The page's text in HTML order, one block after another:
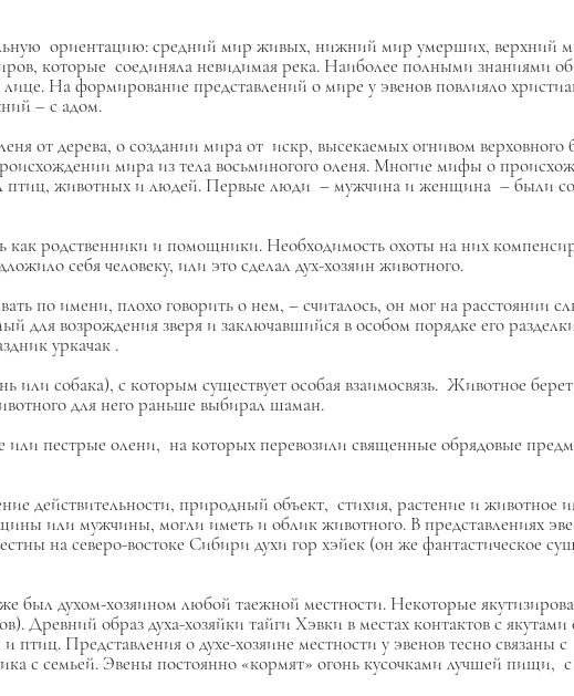
ориентацию: средний мир живых, нижний мир умерших, верхний
которые соединяла невидимая река. Наиболее полными знаниями
На формирование представлений о мире у эвенов повлияло
– с адом.
от дерева, о создании мира от искр, высекаемых огнивом верховного
мира из тела восьминогого оленя. Многие мифы о
птиц, животных и людей. Первые люди – мужчина и женщина – были
родственники и помощники. Необходимость охоты на них
себя человеку, или это сделал дух-хозяин животного.
по имени, плохо говорить о нем, – считалось, он мог на расстоянии
возрождения зверя и заключавшийся в особом порядке его
уркачак .
или собака), с которым существует особая взаимосвязь. Животное берет
для него раньше выбирал шаман.
или пестрые олени, на которых перевозили священные обрядовые
действительности, природный объект, стихия, растение и животное
или мужчины, могли иметь и облик животного. В представлениях
на северо-востоке Сибири духи гор хэйек (он же фантастическое
был духом-хозяином любой таежной местности. Некоторые
Древний образ духа-хозяйки тайги Хэвки в местах контактов с якутами
птиц. Представления о духе-хозяине местности у эвенов тесно связаны с
с семьей. Эвены постоянно «кормят» огонь кусочками лучшей пищи,